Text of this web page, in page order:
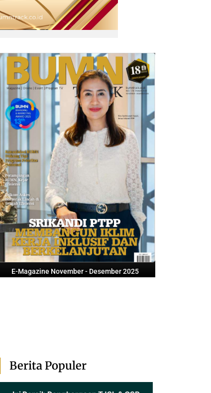
E-Magazine November - Desember 2025
Berita Populer